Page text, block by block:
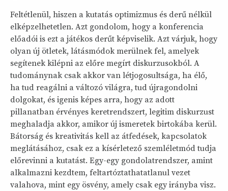
Feltétlenül, hiszen a kutatás optimizmus és derű nélkül
elképzelhetetlen. Azt gondolom, hogy a konferencia
előadói is ezt a játékos derűt képviselik. Azt várjuk, hogy
olyan új ötletek, látásmódok merülnek fel, amelyek
segítenek kilépni az előre megírt diskurzusokból. A
tudománynak csak akkor van létjogosultsága, ha élő,
ha tud reagálni a változó világra, tud újragondolni
dolgokat, és igenis képes arra, hogy az adott
pillanatban érvényes keretrendszert, legitim diskurzust
meghaladja akkor, amikor új ismeretek birtokába kerül.
Bátorság és kreativitás kell az átfedések, kapcsolatok
meglátásához, csak ez a kísérletező szemléletmód tudja
előrevinni a kutatást. Egy-egy gondolatrendszer, amint
alkalmazni kezdtem, feltartóztathatatlanul vezet
valahova, mint egy ösvény, amely csak egy irányba visz.